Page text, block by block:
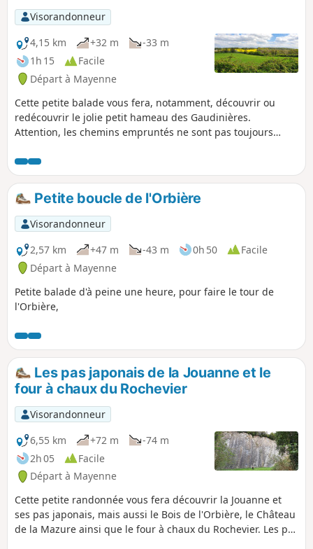
Visorandonneur
4,15 km
+32 m
-33 m
1h 15
Facile
Départ à Mayenne
Cette petite balade vous fera, notamment, découvrir ou
redécouvrir le jolie petit hameau des Gaudinières.
Attention, les chemins empruntés ne sont pas toujours
orties !
Petite boucle de l'Orbière
Visorandonneur
2,57 km
+47 m -43 m 0h 50
Facile
Départ à Mayenne
Petite balade d'à peine une heure, pour faire le tour de
l'Orbière,
Les pas japonais de la Jouanne et le
four à chaux du Rochevier
Visorandonneur
6,55 km
+72 m
-74 m
2h 05
Facile
Départ à Mayenne
Cette petite randonnée vous fera découvrir la Jouanne et
ses pas japonais, mais aussi le Bois de l'Orbière, le Château
de la Mazure ainsi que le four à chaux du Rochevier. Les pas